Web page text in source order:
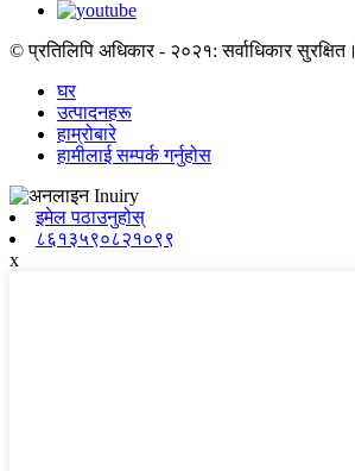
© प्रतिलिपि अधिकार - २०२१: सर्वाधिकार सुरक्षित।
घर
उत्पादनहरू
हाम्रोबारे
हामीलाई सम्पर्क गर्नुहोस
इमेल पठाउनुहोस्
८६१३५९०८२१०९९
x